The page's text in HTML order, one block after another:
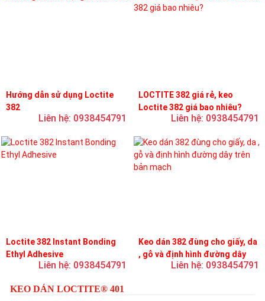
Hướng dẫn sử dụng Loctite
382
Liên hệ: 0938454791
LOCTITE 382 giá rẻ, keo
Loctite 382 giá bao nhiêu?
Liên hệ: 0938454791
Loctite 382 Instant Bonding
Ethyl Adhesive
Liên hệ: 0938454791
Keo dán 382 đùng cho giấy, da
, gỗ và định hình đường dây
trên bản mạchLiên hệ: 0938454791
KEO DÁN LOCTITE® 401